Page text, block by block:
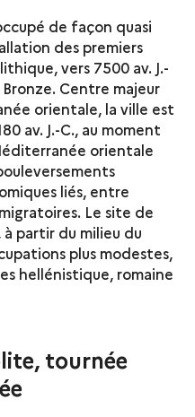
de façon quasi
des premiers
vers 7500 av. J.-
Bronze. Centre majeur
orientale, la ville est
av. J.-C., au moment
orientale
liés, entre
Le site de
à partir du milieu du
plus modestes,
hellénistique, romaine
tournée